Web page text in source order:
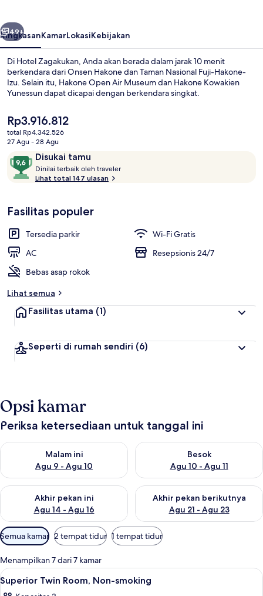
Berikutnya
49+
RingkasanKamarLokasiKebijakan
Di Hotel Zagakukan, Anda akan berada dalam jarak 10 menit
berkendara dari Onsen Hakone dan Taman Nasional Fuji-Hakone-
Izu. Selain itu, Hakone Open Air Museum dan Hakone Kowakien
Yunessun dapat dicapai dengan berkendara singkat.
Harga
saat
ini
Rp3.916.812
total Rp4.342.526
27 Agu - 28 Agu
Ulasan Disukai tamu
9,6
dari
10,
tamu
Dinilai terbaik oleh traveler
i
l
v
e
l
Lihat total 147 ulasan
Fasilitas populer
Tersedia parkir
Wi-Fi Gratis
AC
Resepsionis 24/7
Bebas asap rokok
Lihat semua
Fasilitas utama (1)
Seperti di rumah sendiri (6)
Opsi kamar
Periksa ketersediaan untuk tanggal ini
Malam ini
Agu 9 - Agu 10
Periksa ketersediaan untuk malam ini Agu 9 - Agu 10
Besok
Agu 10 - Agu 11
Periksa ketersediaan untuk
Akhir pekan ini
Agu 14 - Agu 16
Periksa ketersediaan untuk akhir pekan ini Agu 14 - Agu 16
Akhir pekan berikutnya
Agu 21 - Agu 23
Periksa ketersediaan untuk
Filter
tersedia
untuk
kamar
Semua kamar 2 tempat tidur 1 tempat tidur
Menampilkan 7 dari 7 kamar
Lihat
semua
Brankas, meja kerja, Wi-Fi gratis, dan
6
Superior Twin Room, Non-smoking